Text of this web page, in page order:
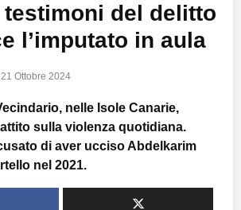
testimoni del delitto
l’imputato in aula
21 Ottobre 2024
nelle Isole Canarie,
sulla violenza quotidiana.
di aver ucciso Abdelkarim
nel 2021.